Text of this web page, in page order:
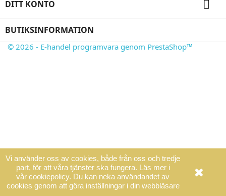
DITT KONTO 
BUTIKSINFORMATION
Vi använder oss av cookies, både från oss och tredje
part, för att våra tjänster ska fungera. Läs mer i
vår cookiepolicy. Du kan neka användandet av
cookies genom att göra inställningar i din webbläsare
© 2026 - E-handel programvara genom PrestaShop™